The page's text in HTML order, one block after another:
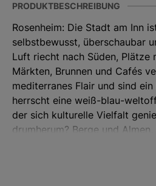
PRODUKTBESCHREIBUNG
Rosenheim: Die Stadt am Inn
selbstbewusst, überschaubar
Luft riecht nach Süden, Plätze
Märkten, Brunnen und Cafés
mediterranes Flair und sind
herrscht eine weiß-blau-
der sich kulturelle Vielfalt
drumherum? Berge und
Die Stadt am Inn ist